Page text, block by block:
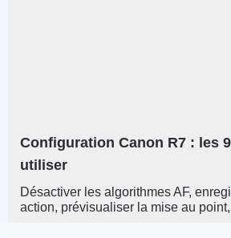
Configuration Canon R7 : les
utiliser
Désactiver les algorithmes AF,
action, prévisualiser la mise au